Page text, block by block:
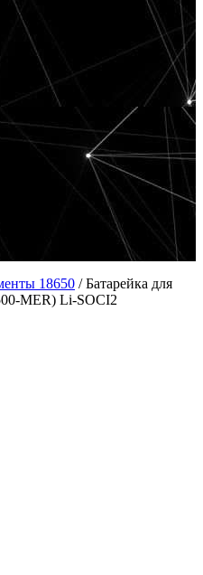
18650 /Батарейка для
MER) Li-SOCI2